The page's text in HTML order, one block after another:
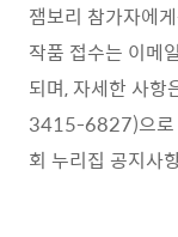
잼보리 참가자에
작품 접수는 이
되며, 자세한 사
3415-6827)으로
회 누리집 공지사